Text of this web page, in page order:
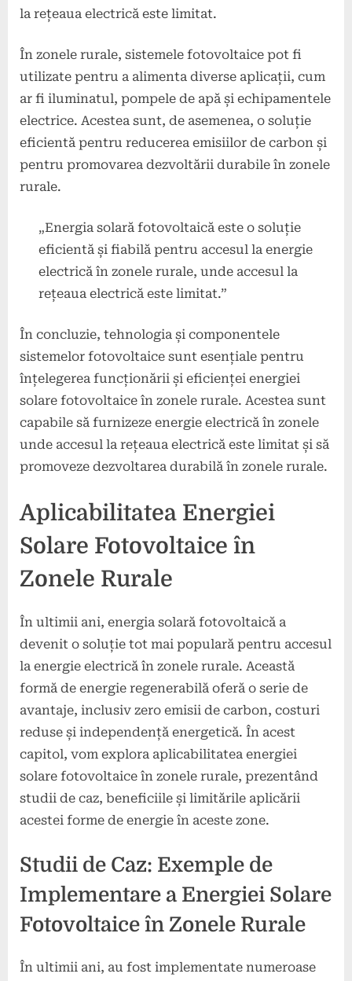
la rețeaua electrică este limitat.
În zonele rurale, sistemele fotovoltaice pot fi
utilizate pentru a alimenta diverse aplicații, cum
ar fi iluminatul, pompele de apă și echipamentele
electrice. Acestea sunt, de asemenea, o soluție
eficientă pentru reducerea emisiilor de carbon și
pentru promovarea dezvoltării durabile în zonele
rurale.
„Energia solară fotovoltaică este o soluție
eficientă și fiabilă pentru accesul la energie
electrică în zonele rurale, unde accesul la
rețeaua electrică este limitat.”
În concluzie, tehnologia și componentele
sistemelor fotovoltaice sunt esențiale pentru
înțelegerea funcționării și eficienței energiei
solare fotovoltaice în zonele rurale. Acestea sunt
capabile să furnizeze energie electrică în zonele
unde accesul la rețeaua electrică este limitat și să
promoveze dezvoltarea durabilă în zonele rurale.
Aplicabilitatea Energiei
Solare Fotovoltaice în
Zonele Rurale
În ultimii ani, energia solară fotovoltaică a
devenit o soluție tot mai populară pentru accesul
la energie electrică în zonele rurale. Această
formă de energie regenerabilă oferă o serie de
avantaje, inclusiv zero emisii de carbon, costuri
reduse și independență energetică. În acest
capitol, vom explora aplicabilitatea energiei
solare fotovoltaice în zonele rurale, prezentând
studii de caz, beneficiile și limitările aplicării
acestei forme de energie în aceste zone.
Studii de Caz: Exemple de
Implementare a Energiei Solare
Fotovoltaice în Zonele Rurale
În ultimii ani, au fost implementate numeroase